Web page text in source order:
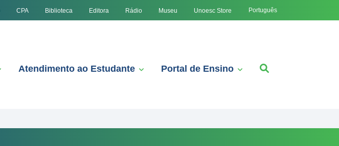
CPA Biblioteca Editora Rádio Museu Unoesc Store Português
Atendimento ao Estudante Portal de Ensino